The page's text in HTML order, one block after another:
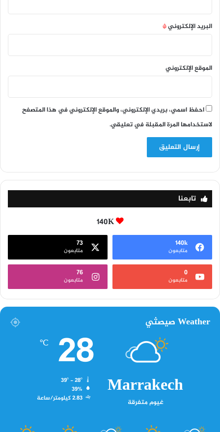
البريد الإلكتروني*
الموقع الإلكتروني
احفظ اسمي، بريدي الإلكتروني، والموقع الإلكتروني في هذا المتصفح
لاستخدامها المرة المقبلة في تعليقي.
تابعنا
140K
140k
متابعون
73
متابعون
0
متابعون
76
متابعون
Weather صيصثي
Marrakech
غيوم متفرقة
28
℃
39%
2.83 كيلومتر/ساعة